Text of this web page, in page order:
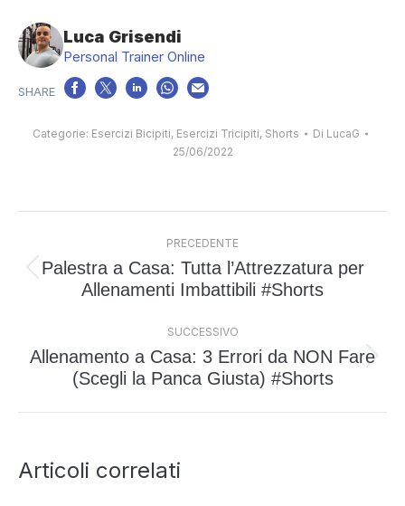
Luca Grisendi
Personal Trainer Online
Categorie: Esercizi Bicipiti, Esercizi Tricipiti, Shorts Di LucaG
25/06/2022
tra
PRECEDENTE
Post
Palestra a Casa: Tutta l’Attrezzatura per
Allenamenti Imbattibili #Shorts
SUCCESSIVO
Prossimo
Allenamento a Casa: 3 Errori da NON Fare
(Scegli la Panca Giusta) #Shorts
Articoli correlati